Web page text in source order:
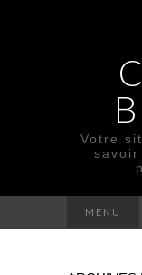
Votre
savoir
MENU